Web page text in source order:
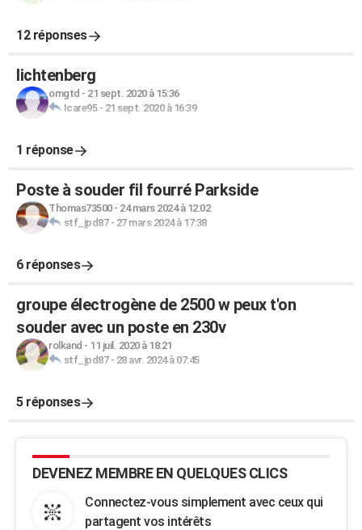
12 réponses
lichtenberg
omgtd - 21 sept. 2020 à 15:36
Icare95- 21 sept. 2020 à 16:39
1 réponse
Poste à souder fil fourré Parkside
Thomas73500- 24 mars 2024 à 12:02
stf_jpd87- 27 mars 2024 à 17:38
6 réponses
groupe électrogène de 2500 w peux t'on
souder avec un poste en 230v
rolkand - 11 juil. 2020 à 18:21
stf_jpd87- 28 avr. 2024 à 07:45
5 réponses
DEVENEZ MEMBRE EN QUELQUES CLICS
Connectez-vous simplement avec ceux qui
partagent vos intérêts